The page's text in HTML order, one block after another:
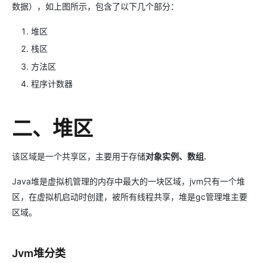
数据），如上图所示，包含了以下几个部分：
堆区
栈区
方法区
程序计数器
二、堆区
该区域是一个共享区，主要用于存储对象实例、数组.
Java堆是虚拟机管理的内存中最大的一块区域，jvm只有一个堆
区，在虚拟机启动时创建，被所有线程共享，堆是gc管理堆主要
区域。
Jvm堆分类